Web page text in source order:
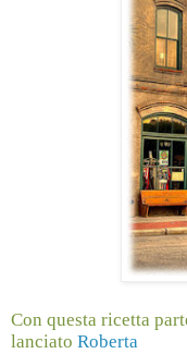
Con questa ricetta
lanciato Roberta